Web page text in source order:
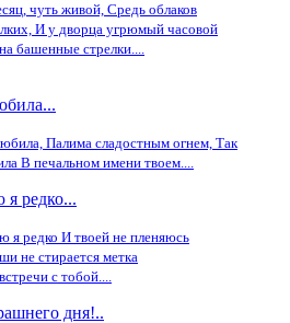
чуть живой, Средь облаков
И у дворца угрюмый часовой
башенные стрелки....
Палима сладостным огнем, Так
В печальном имени твоем....
я редко...
я редко И твоей не пленяюсь
не стирается метка
с тобой....
дня!..